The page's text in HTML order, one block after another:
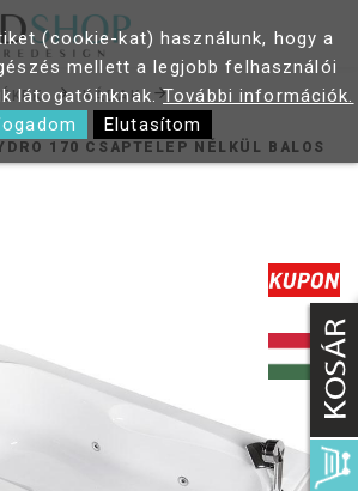
KÁDAK
170 CSAPTELEP NÉLKÜL BALOS
(cookie-kat) használunk, hogy a
mellett a legjobb felhasználói
látogatóinknak.További információk.
Elutasítom